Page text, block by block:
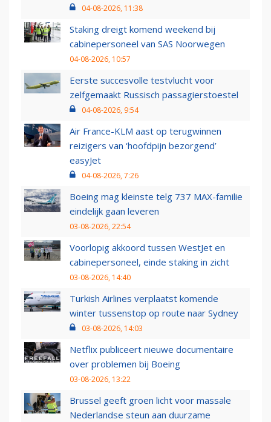
04-08-2026, 11:38
Staking dreigt komend weekend bij
cabinepersoneel van SAS Noorwegen
04-08-2026, 10:57
Eerste succesvolle testvlucht voor
zelfgemaakt Russisch passagierstoestel
04-08-2026, 9:54
Air France-KLM aast op terugwinnen
reizigers van ‘hoofdpijn bezorgend’
easyJet
04-08-2026, 7:26
Boeing mag kleinste telg 737 MAX-familie
eindelijk gaan leveren
03-08-2026, 22:54
Voorlopig akkoord tussen WestJet en
cabinepersoneel, einde staking in zicht
03-08-2026, 14:40
Turkish Airlines verplaatst komende
winter tussenstop op route naar Sydney
03-08-2026, 14:03
Netflix publiceert nieuwe documentaire
over problemen bij Boeing
03-08-2026, 13:22
Brussel geeft groen licht voor massale
Nederlandse steun aan duurzame